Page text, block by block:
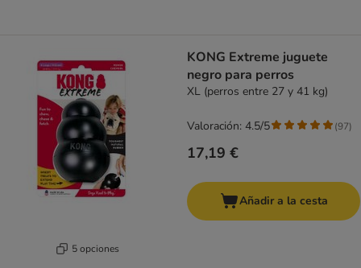
5 opciones
KONG Extreme juguete
negro para perros
XL (perros entre 27 y 41 kg)
17,19 €
Valoración: 4.5/5 (97)
Añadir a la cesta